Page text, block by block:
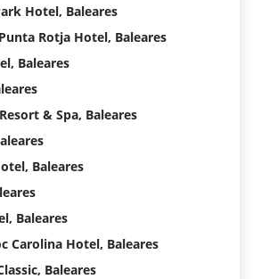
Hotel, Baleares
Rotja Hotel, Baleares
Baleares
& Spa, Baleares
Baleares
Baleares
Carolina Hotel, Baleares
Baleares